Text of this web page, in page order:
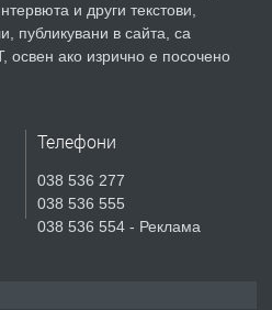
преди 3 дни
парцел в гр. Хасково кв.
НА МЕБЕЛИ.
и други текстови,
публикувани в сайта, са
освен ако изрично е посочено
Телефони
038 536 277
038 536 555
038 536 554 - Реклама